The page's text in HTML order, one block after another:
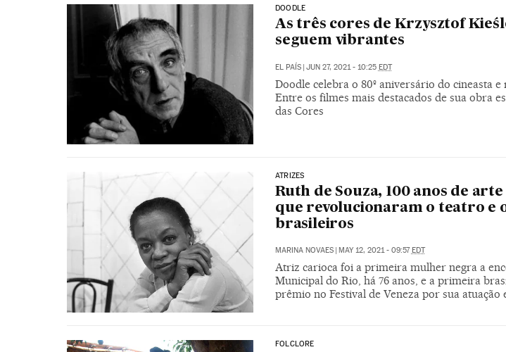
DOODLE
As três cores de Krzysztof
seguem vibrantes
EL PAÍS | JUN 27, 2021 - 10:25 EDT
Doodle celebra o 80º aniversário do cineasta e
Entre os filmes mais destacados de sua obra
das Cores
ATRIZES
Ruth de Souza, 100 anos de
que revolucionaram o teatro e
brasileiros
MARINA NOVAES | MAY 12, 2021 - 09:57EDT
Atriz carioca foi a primeira mulher negra a
Municipal do Rio, há 76 anos, e a primeira
prêmio no Festival de Veneza por sua atuação
FOLCLORE